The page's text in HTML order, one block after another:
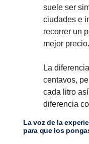
suele ser
ciudades e
recorrer un
mejor precio.
La
centavos,
cada litro
diferencia
La voz de la experiencia: consejos de un Driver coach
para que los